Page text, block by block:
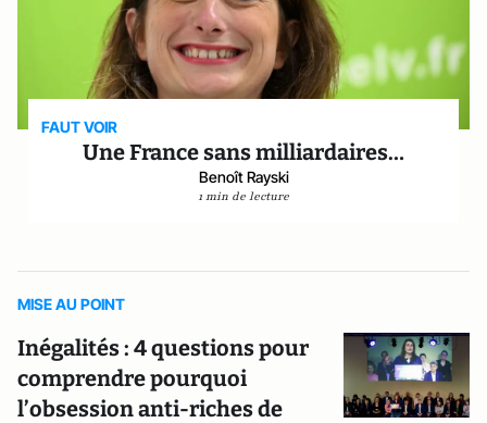
FAUT VOIR
Une France sans milliardaires…
Benoît Rayski
1 min de lecture
MISE AU POINT
Inégalités : 4 questions pour
comprendre pourquoi
l’obsession anti-riches de